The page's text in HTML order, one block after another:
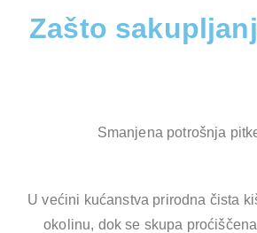
Zašto
Smanjena potrošnja
U većini kućanstva prirodna čista
okolinu, dok se skupa